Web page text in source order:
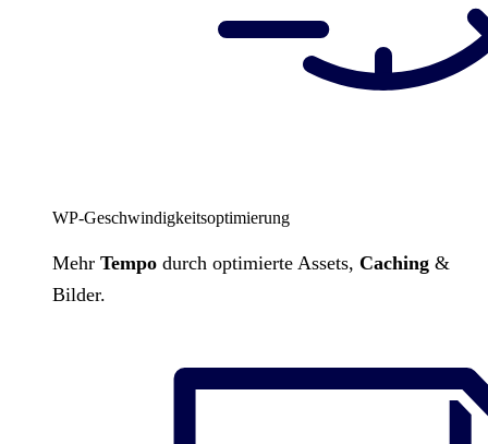
WP-Geschwindigkeitsoptimierung
Mehr Tempo durch optimierte Assets, Caching &
Bilder.